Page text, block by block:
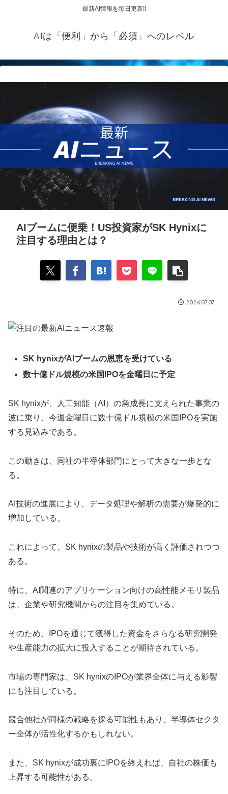
最新AI情報を毎日更新‼
AIは「便利」から「必須」へのレベル
AIブームに便乗！US投資家がSK Hynixに
注目する理由とは？
2026.07.07
SK hynixがAIブームの恩恵を受けている
数十億ドル規模の米国IPOを金曜日に予定
SK hynixが、人工知能（AI）の急成長に支えられた事業の
波に乗り、今週金曜日に数十億ドル規模の米国IPOを実施
する見込みである。
この動きは、同社の半導体部門にとって大きな一歩とな
る。
AI技術の進展により、データ処理や解析の需要が爆発的に
増加している。
これによって、SK hynixの製品や技術が高く評価されつつ
ある。
特に、AI関連のアプリケーション向けの高性能メモリ製品
は、企業や研究機関からの注目を集めている。
そのため、IPOを通じて獲得した資金をさらなる研究開発
や生産能力の拡大に投入することが期待されている。
市場の専門家は、SK hynixのIPOが業界全体に与える影響
にも注目している。
競合他社が同様の戦略を採る可能性もあり、半導体セクタ
ー全体が活性化するかもしれない。
また、SK hynixが成功裏にIPOを終えれば、自社の株価も
上昇する可能性がある。